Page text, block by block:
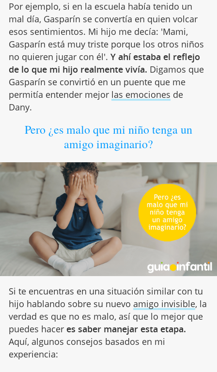
Por ejemplo, si en la escuela había tenido un
mal día, Gasparín se convertía en quien volcar
esos sentimientos. Mi hijo me decía: 'Mami,
Gasparín está muy triste porque los otros niños
no quieren jugar con él'. Y ahí estaba el reflejo
de lo que mi hijo realmente vivía. Digamos que
Gasparín se convirtió en un puente que me
permitía entender mejor las emociones de
Dany.
Pero ¿es malo que mi niño tenga un
amigo imaginario?
Si te encuentras en una situación similar con tu
hijo hablando sobre su nuevo amigo invisible, la
verdad es que no es malo, así que lo mejor que
puedes haceres saber manejar esta etapa.
Aquí, algunos consejos basados en mi
experiencia: